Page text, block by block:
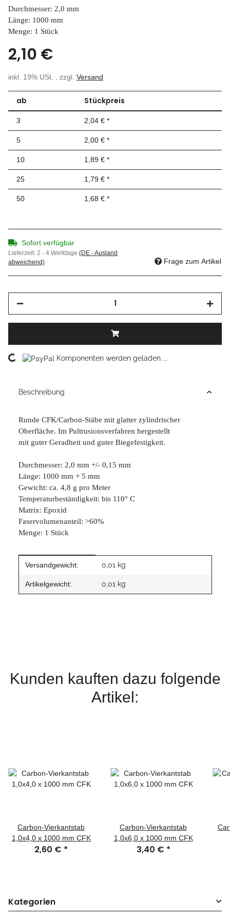
Durchmesser: 2,0 mm
Länge: 1000 mm
Menge: 1 Stück
2,10 €
inkl. 19% USt. , zzgl. Versand
ab Stückpreis
3 2,04 € *
5 2,00 € *
10 1,89 € *
25 1,79 € *
50 1,68 € *
Sofort verfügbar
Lieferzeit: 2 - 4 Werktage (DE - Ausland
abweichend)
Frage zum Artikel
Loading... Komponenten werden geladen ...
Beschreibung
Runde CFK/Carbon-Stäbe mit glatter zylindrischer
Oberfläche. Im Pultrusionsverfahren hergestellt
mit guter Geradheit und guter Biegefestigkeit.
Durchmesser: 2,0 mm +/- 0,15 mm
Länge: 1000 mm + 5 mm
Gewicht: ca. 4,8 g pro Meter
Temperaturbeständigkeit: bis 110° C
Matrix: Epoxid
Faservolumenanteil: >60%
Menge: 1 Stück
Produkteigenschaft
Wert
Versandgewicht: 0,01 kg
Artikelgewicht: 0,01 kg
Kunden kauften dazu folgende
Artikel:
Carbon-Vierkantstab
1,0x4,0 x 1000 mm CFK
2,60 € *
Carbon-Vierkantstab
1,0x6,0 x 1000 mm CFK
3,40 € *
Kategorien